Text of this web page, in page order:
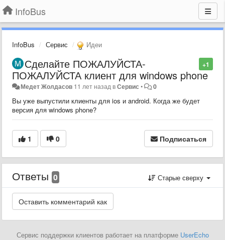
InfoBus
InfoBus Сервис Идеи
+1
Сделайте ПОЖАЛУЙСТА-
ПОЖАЛУЙСТА клиент для windows phone
Медет Жолдасов 11 лет назад вСервис • 0
Вы уже выпустили клиенты для ios и android. Когда же будет
версия для windows phone?
1 0 Подписаться
Ответы 0 Старые сверху
Сервис поддержки клиентов работает на платформе UserEcho